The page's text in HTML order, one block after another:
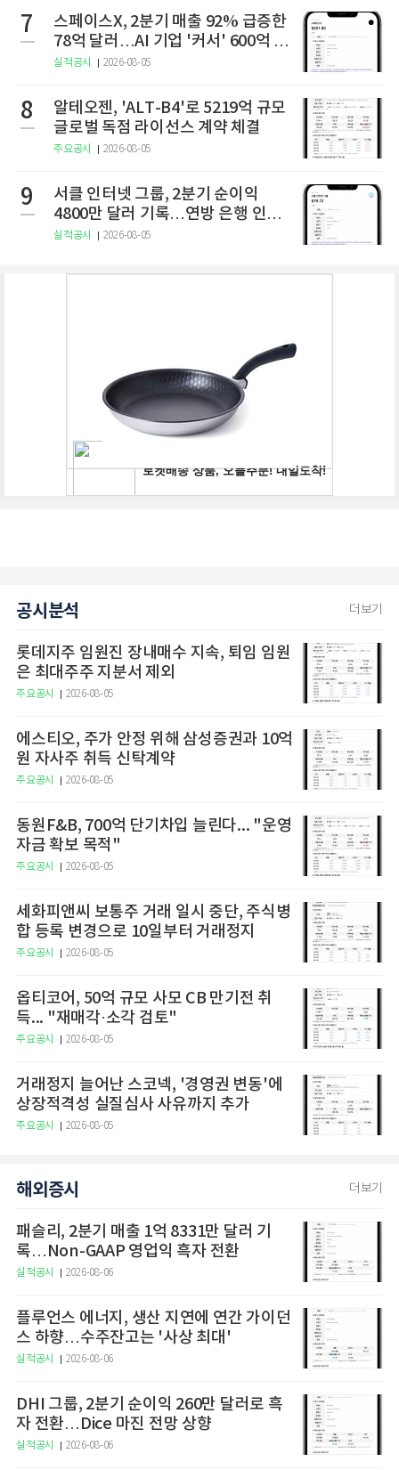
7
스페이스X, 2분기 매출 92% 급증한
78억 달러…AI 기업 '커서' 600억 달
러에 인수
실적공시 2026-08-05
8
알테오젠, 'ALT-B4'로 5219억 규모
글로벌 독점 라이선스 계약 체결
주요공시 2026-08-05
9
서클 인터넷 그룹, 2분기 순이익
4800만 달러 기록…연방 은행 인가
획득 및 연간 전망치 상향
실적공시 2026-08-05
공시분석 더보기
롯데지주 임원진 장내매수 지속, 퇴임 임원
은 최대주주 지분서 제외
주요공시 2026-08-05
에스티오, 주가 안정 위해 삼성증권과 10억
원 자사주 취득 신탁계약
주요공시 2026-08-05
동원F&B, 700억 단기차입 늘린다... "운영
자금 확보 목적"
주요공시 2026-08-05
세화피앤씨 보통주 거래 일시 중단, 주식병
합 등록 변경으로 10일부터 거래정지
주요공시 2026-08-05
옵티코어, 50억 규모 사모 CB 만기전 취
득... "재매각·소각 검토"
주요공시 2026-08-05
거래정지 늘어난 스코넥, '경영권 변동'에
상장적격성 실질심사 사유까지 추가
주요공시 2026-08-05
해외증시 더보기
패슬리, 2분기 매출 1억 8331만 달러 기
록…Non-GAAP 영업익 흑자 전환
실적공시 2026-08-06
플루언스 에너지, 생산 지연에 연간 가이던
스 하향…수주잔고는 '사상 최대'
실적공시 2026-08-06
DHI 그룹, 2분기 순이익 260만 달러로 흑
자 전환…Dice 마진 전망 상향
실적공시 2026-08-06